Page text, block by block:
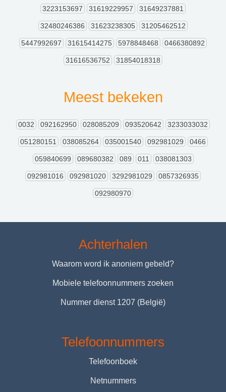
3223153697 31619229957 31649237881
32480246386 31623238305 31205462512
5447992697 31615414275 5978848468 0466380892
31616536752 31854018318
Meest bekeken
0032 092162950 028085209 093520642 3233033032
051280151 038085264 035001540 092981029 0466
059840699 089680382 089 011 038081303
092981016 092981020 3292981029 0857326935
092980970
Achterhalen
Waarom word ik anoniem gebeld?
Mobiele telefoonnummers zoeken
Nummer dienst 1207 (België)
Telefoonnummers
Telefoonboek
Netnummers